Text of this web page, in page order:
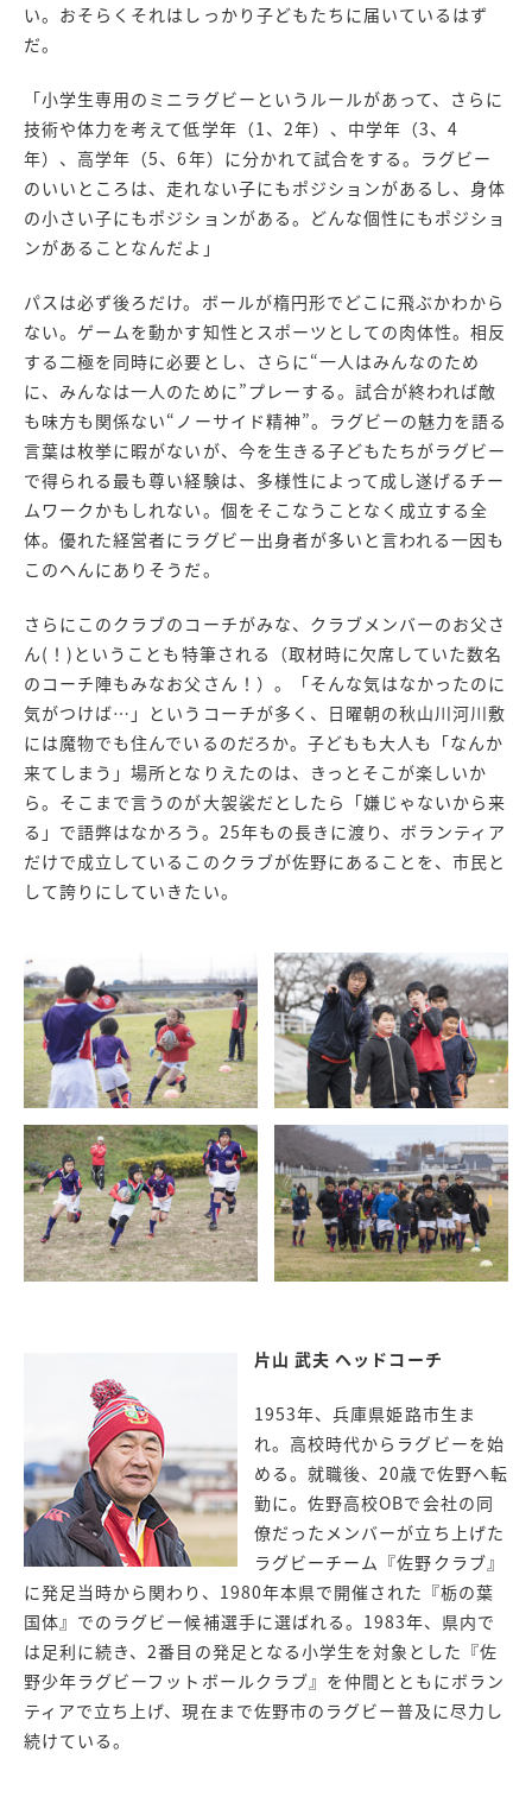
い。おそらくそれはしっかり子どもたちに届いているはず
だ。
「小学生専用のミニラグビーというルールがあって、さらに
技術や体力を考えて低学年（1、2年）、中学年（3、4
年）、高学年（5、6年）に分かれて試合をする。ラグビー
のいいところは、走れない子にもポジションがあるし、身体
の小さい子にもポジションがある。どんな個性にもポジショ
ンがあることなんだよ」
パスは必ず後ろだけ。ボールが楕円形でどこに飛ぶかわから
ない。ゲームを動かす知性とスポーツとしての肉体性。相反
する二極を同時に必要とし、さらに“一人はみんなのため
に、みんなは一人のために”プレーする。試合が終われば敵
も味方も関係ない“ノーサイド精神”。ラグビーの魅力を語る
言葉は枚挙に暇がないが、今を生きる子どもたちがラグビー
で得られる最も尊い経験は、多様性によって成し遂げるチー
ムワークかもしれない。個をそこなうことなく成立する全
体。優れた経営者にラグビー出身者が多いと言われる一因も
このへんにありそうだ。
さらにこのクラブのコーチがみな、クラブメンバーのお父さ
ん(！)ということも特筆される（取材時に欠席していた数名
のコーチ陣もみなお父さん！）。「そんな気はなかったのに
気がつけば…」というコーチが多く、日曜朝の秋山川河川敷
には魔物でも住んでいるのだろか。子どもも大人も「なんか
来てしまう」場所となりえたのは、きっとそこが楽しいか
ら。そこまで言うのが大袈裟だとしたら「嫌じゃないから来
る」で語弊はなかろう。25年もの長きに渡り、ボランティア
だけで成立しているこのクラブが佐野にあることを、市民と
して誇りにしていきたい。
片山 武夫 ヘッドコーチ
1953年、兵庫県姫路市生ま
れ。高校時代からラグビーを始
める。就職後、20歳で佐野へ転
勤に。佐野高校OBで会社の同
僚だったメンバーが立ち上げた
ラグビーチーム『佐野クラブ』
に発足当時から関わり、1980年本県で開催された『栃の葉
国体』でのラグビー候補選手に選ばれる。1983年、県内で
は足利に続き、2番目の発足となる小学生を対象とした『佐
野少年ラグビーフットボールクラブ』を仲間とともにボラン
ティアで立ち上げ、現在まで佐野市のラグビー普及に尽力し
続けている。